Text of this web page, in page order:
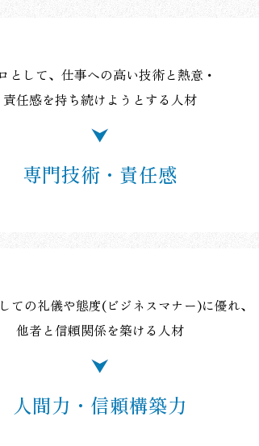
として、 仕事への高い技術と熱意・
責任感を持ち続けようとする人材
専門技術・責任感
ての礼儀や態度(ビジネスマナー)に優れ、
他者と信頼関係を築ける人材
人間力・信頼構築力